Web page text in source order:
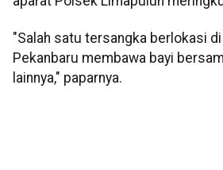
"Salah satu tersangka berlokasi
Pekanbaru membawa bayi
lainnya," paparnya.